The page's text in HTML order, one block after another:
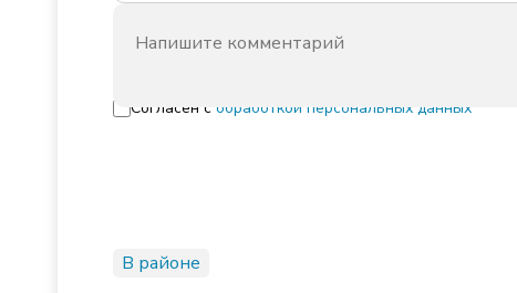
Согласен с обработкой персональных данных
В районе